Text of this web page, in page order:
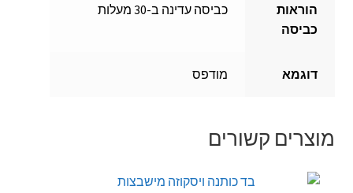
הוראות
כביסה
כביסה עדינה ב-30 מעלות
דוגמא מודפס
מוצרים קשורים